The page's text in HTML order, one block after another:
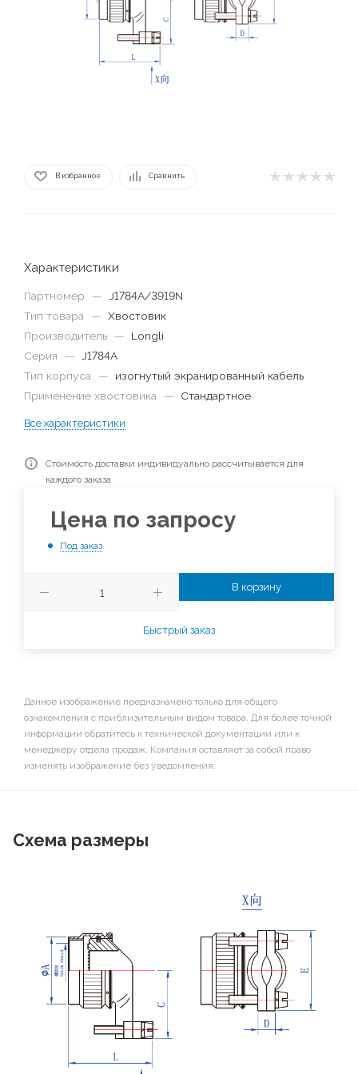
В избранное Сравнить
Характеристики
Партномер —
J1784A/3919N
Тип товара
— Хвостовик
Производитель
—
Longli
Серия
—
J1784A
Тип корпуса
—
изогнутый экранированный кабель
Применение хвостовика
— Стандартное
Все характеристики
Стоимость доставки индивидуально рассчитывается для
каждого заказа
Цена по запросу
Под заказ
В корзину
Быстрый заказ
Данное изображение предназначено только для общего
ознакомления с приблизительным видом товара. Для более точной
информации обратитесь к технической документации или к
менеджеру отдела продаж. Компания оставляет за собой право
изменять изображение без уведомления.
Схема размеры